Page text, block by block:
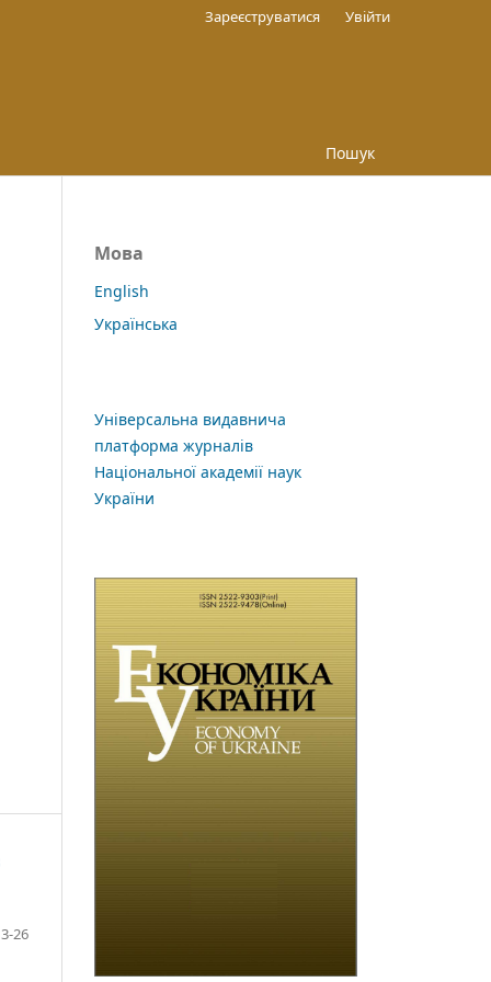
Пошук
Зареєструватися Увійти
3-26
Мова
English
Українська
Універсальна видавнича
платформа журналів
Національної академії наук
України